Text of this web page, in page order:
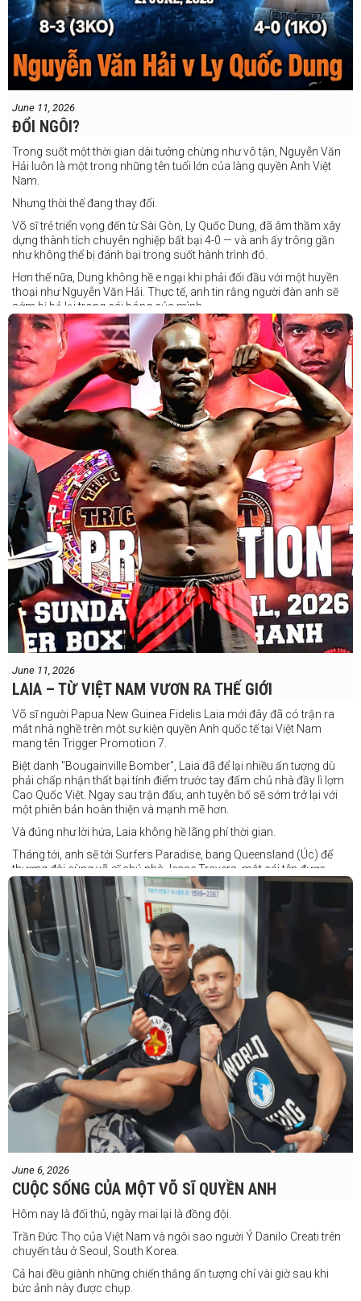
June 11, 2026
ĐỔI NGÔI?
Trong suốt một thời gian dài tưởng chừng như vô tận, Nguyễn Văn
Hải luôn là một trong những tên tuổi lớn của làng quyền Anh Việt
Nam.
Nhưng thời thế đang thay đổi.
Võ sĩ trẻ triển vọng đến từ Sài Gòn, Ly Quốc Dung, đã âm thầm xây
dựng thành tích chuyên nghiệp bất bại 4-0 — và anh ấy trông gần
như không thể bị đánh bại trong suốt hành trình đó.
Hơn thế nữa, Dung không hề e ngại khi phải đối đầu với một huyền
thoại như Nguyễn Văn Hải. Thực tế, anh tin rằng người đàn anh sẽ
sớm bị bỏ lại trong cái bóng của mình.
Dung nói rằng anh quá nhanh, quá khó nắm bắt, và đơn giản là quá
điển trai đối với “Hanoi Hitman”.
Và biết đâu anh ấy đúng.
Chúng ta sẽ có câu trả lời vào Chủ Nhật, ngày 21 tháng 6
June 11, 2026
LAIA – TỪ VIỆT NAM VƯƠN RA THẾ GIỚI
Võ sĩ người Papua New Guinea Fidelis Laia mới đây đã có trận ra
mắt nhà nghề trên một sự kiện quyền Anh quốc tế tại Việt Nam
mang tên Trigger Promotion 7.
Biệt danh "Bougainville Bomber", Laia đã để lại nhiều ấn tượng dù
phải chấp nhận thất bại tính điểm trước tay đấm chủ nhà đầy lì lợm
Cao Quốc Việt. Ngay sau trận đấu, anh tuyên bố sẽ sớm trở lại với
một phiên bản hoàn thiện và mạnh mẽ hơn.
Và đúng như lời hứa, Laia không hề lãng phí thời gian.
Tháng tới, anh sẽ tới Surfers Paradise, bang Queensland (Úc) để
thượng đài cùng võ sĩ chủ nhà Jesse Travers, một cái tên được
đánh giá là có thực lực nhưng vẫn chưa nhận được sự chú ý tương
xứng.
Travers sở hữu nền tảng nghiệp dư rất đáng nể và từ lâu đã được
xem là một võ sĩ giàu tiềm năng. Trong quá khứ, anh từng có những
trận đấu rất sít sao với các đối thủ chất lượng như Clay Waterman
và Steve Spark.
Sau bảy năm rời xa võ đài, Travers trở lại thi đấu vào tháng 4 năm
nay và ngay lập tức gây ấn tượng mạnh khi hạ gục Blake Payne
ngay trong hiệp đầu tiên. Giờ đây, anh sẽ hướng tới việc nối dài đà
thăng tiến đó khi đối đầu với vị khách đến từ Papua New Guinea.
Tuy nhiên, Laia không hề e ngại thử thách phía trước.
"Đây là cơ hội tuyệt vời để tôi bước thêm một bước trên con đường
sự nghiệp," Laia chia sẻ.
"Tôi sẽ tăng hạng cân để đấu với võ sĩ người Úc này, nhưng điều đó
không thành vấn đề vì trước đây tôi đã từng thi đấu ở hạng cân đó.
thắng. Sau trận đấu này, tôi cũng đã có
một trận đấu khác được lên lịch tại
Philippines
June 6, 2026
CUỘC SỐNG CỦA MỘT VÕ SĨ QUYỀN ANH
Hôm nay là đối thủ, ngày mai lại là đồng đội.
Trần Đức Thọ của Việt Nam và ngôi sao người Ý Danilo Creati trên
chuyến tàu ở Seoul, South Korea.
Cả hai đều giành những chiến thắng ấn tượng chỉ vài giờ sau khi
bức ảnh này được chụp.